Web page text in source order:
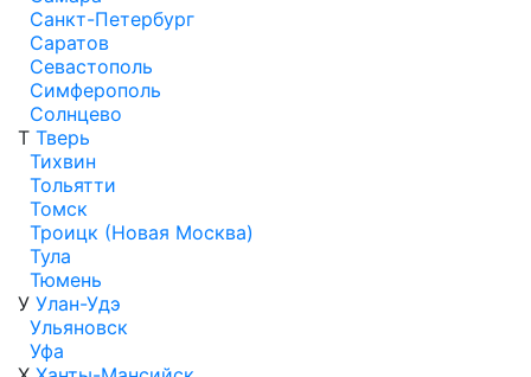
Санкт-Петербург
Саратов
Севастополь
Симферополь
Солнцево
Т Тверь
Тихвин
Тольятти
Томск
Троицк (Новая Москва)
Тула
Тюмень
У Улан-Удэ
Ульяновск
Уфа